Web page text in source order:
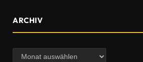
ARCHIV
Archiv